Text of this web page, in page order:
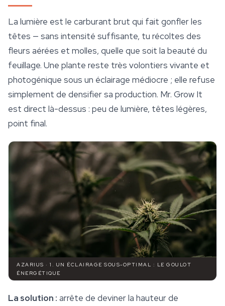
La lumière est le carburant brut qui fait gonfler les
têtes — sans intensité suffisante, tu récoltes des
fleurs aérées et molles, quelle que soit la beauté du
feuillage. Une plante reste très volontiers vivante et
photogénique sous un éclairage médiocre ; elle refuse
simplement de densifier sa production. Mr. Grow It
est direct là-dessus : peu de lumière, têtes légères,
point final.
AZARIUS · 1. UN ÉCLAIRAGE SOUS-OPTIMAL : LE GOULOT
ÉNERGÉTIQUE
La solution : arrête de deviner la hauteur de